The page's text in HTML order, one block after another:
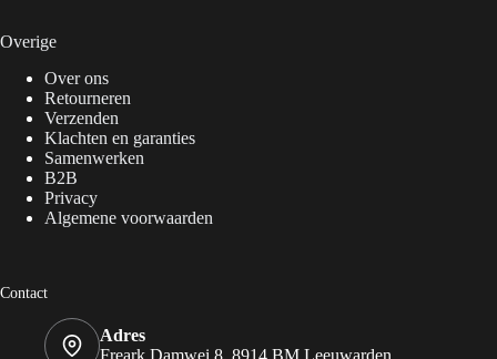
Overige
Over ons
Retourneren
Verzenden
Klachten en garanties
Samenwerken
B2B
Privacy
Algemene voorwaarden
Contact
Adres